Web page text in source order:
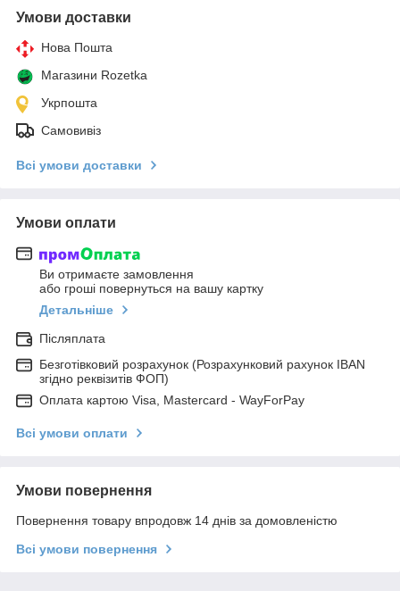
Умови доставки
Нова Пошта
Магазини Rozetka
Укрпошта
Самовивіз
Всі умови доставки
Умови оплати
Ви отримаєте замовлення
або гроші повернуться на вашу картку
Детальніше
Післяплата
Безготівковий розрахунок (Розрахунковий рахунок IBAN
згідно реквізитів ФОП)
Оплата картою Visa, Mastercard - WayForPay
Всі умови оплати
Умови повернення
Повернення товару впродовж 14 днів за домовленістю
Всі умови повернення